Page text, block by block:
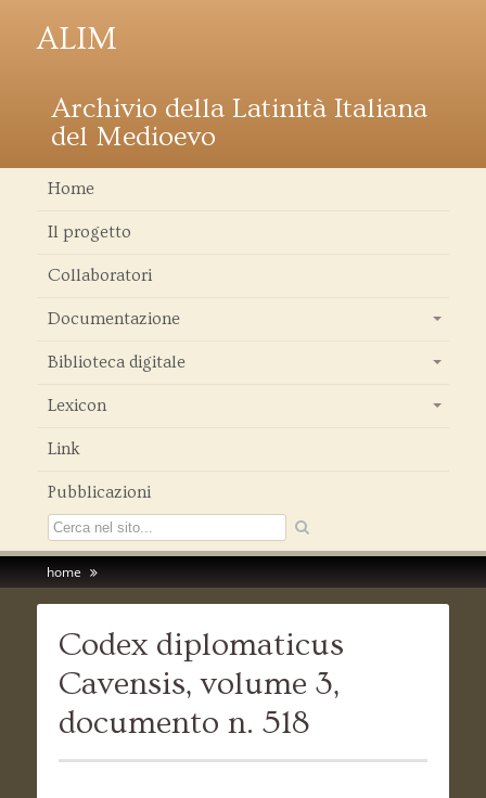
ALIM
Archivio della Latinità Italiana
del Medioevo
Home
Il progetto
Collaboratori
Documentazione
Biblioteca digitale
Lexicon
Link
Pubblicazioni
home
Codex diplomaticus
Cavensis, volume 3,
documento n. 518